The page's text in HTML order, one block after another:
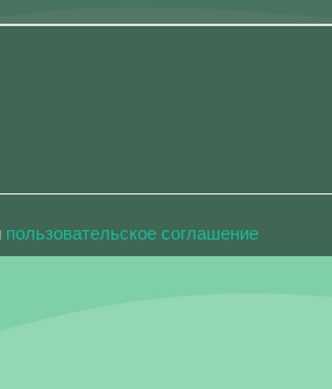
пользовательское соглашение